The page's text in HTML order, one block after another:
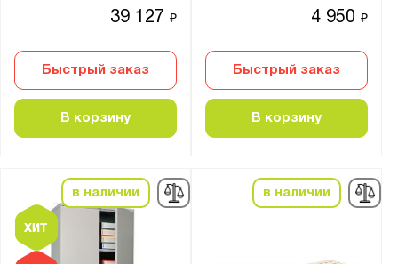
39 127₽
Быстрый заказ
В корзину
4 950₽
Быстрый заказ
В корзину
в наличии в наличии
Телегрей 4 (RAL 7047)
Транспортный белый (RAL 9016)
Тёмно-алюминиевый (RAL 9007)
Чёрный
Формат документов:
A4